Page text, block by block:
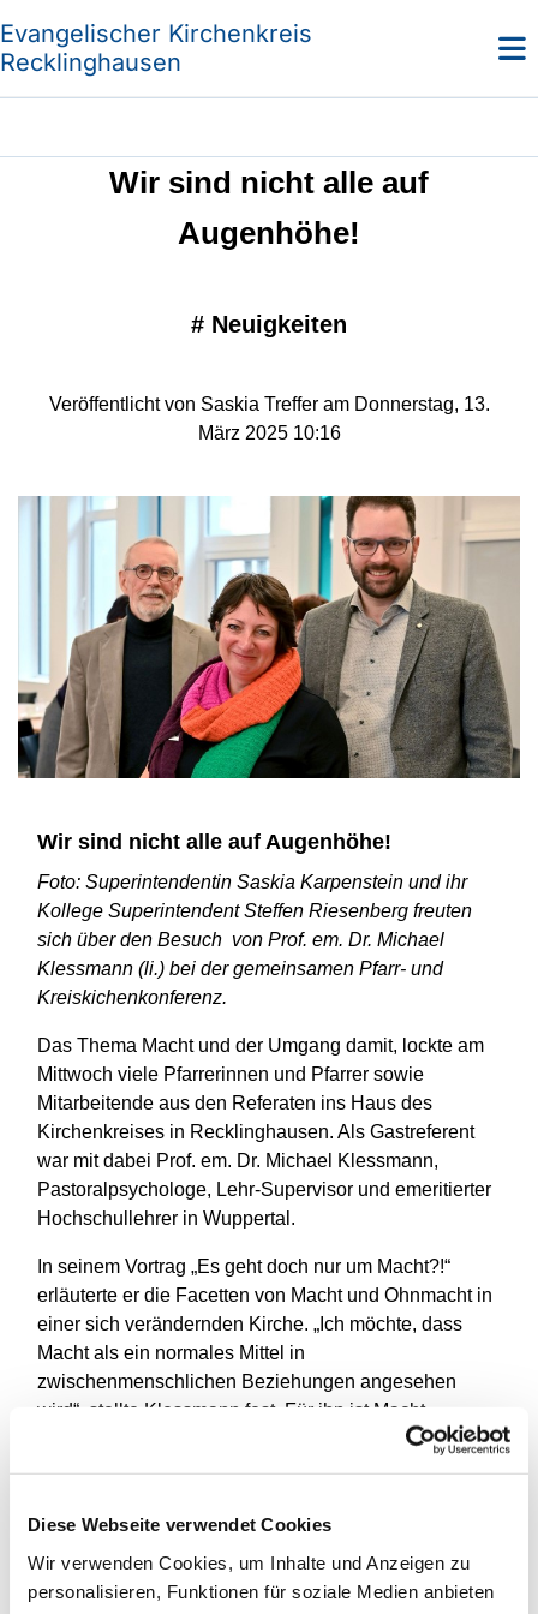
Diese Webseite verwendet Cookies
Wir verwenden Cookies, um Inhalte und Anzeigen zu
personalisieren, Funktionen für soziale Medien anbieten
Evangelischer Kirchenkreis
Recklinghausen
Wir sind nicht alle auf
Augenhöhe!
# Neuigkeiten
Veröffentlicht von Saskia Treffer am Donnerstag, 13.
März 2025 10:16
Wir sind nicht alle auf Augenhöhe!
Foto: Superintendentin Saskia Karpenstein und ihr
Kollege Superintendent Steffen Riesenberg freuten
sich über den Besuch von Prof. em. Dr. Michael
Klessmann (li.) bei der gemeinsamen Pfarr- und
Kreiskichenkonferenz.
Das Thema Macht und der Umgang damit, lockte am
Mittwoch viele Pfarrerinnen und Pfarrer sowie
Mitarbeitende aus den Referaten ins Haus des
Kirchenkreises in Recklinghausen. Als Gastreferent
war mit dabei Prof. em. Dr. Michael Klessmann,
Pastoralpsychologe, Lehr-Supervisor und emeritierter
Hochschullehrer in Wuppertal.
In seinem Vortrag „Es geht doch nur um Macht?!“
erläuterte er die Facetten von Macht und Ohnmacht in
einer sich verändernden Kirche. „Ich möchte, dass
Macht als ein normales Mittel in
zwischenmenschlichen Beziehungen angesehen
wird“, stellte Klessmann fest. Für ihn ist Macht
insbesondere im Bereich Kirche weitgehend tabuisiert
kontraproduktiv finde.“
Der gebürtige Ostwestfale hat zum Thema das Buch
„Verschwiegene Macht“ geschrieben. Darin geht es